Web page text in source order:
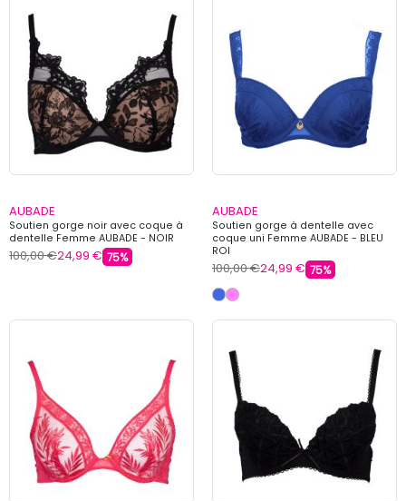
AUBADE
Soutien gorge noir avec coque à
dentelle Femme AUBADE - NOIR
100,00 €24,99 € 75%
AUBADE
Soutien gorge à dentelle avec
coque uni Femme AUBADE - BLEU
ROI
100,00 €24,99 € 75%